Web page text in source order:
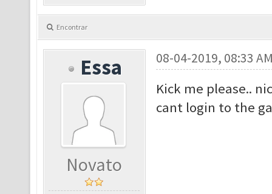
Encontrar
Essa
Novato
08-04-2019, 08:33
Kick me please..
cant login to the